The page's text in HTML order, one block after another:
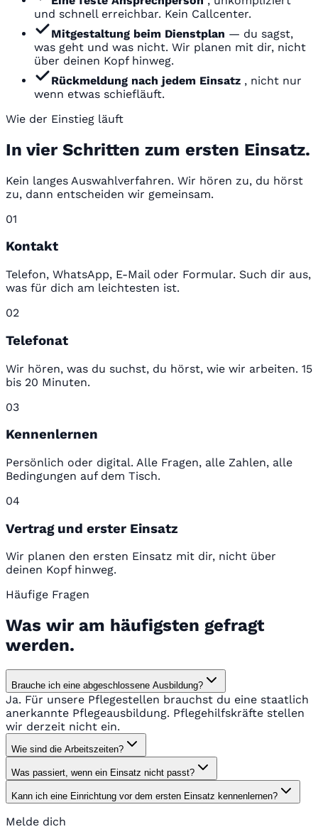
und schnell erreichbar. Kein Callcenter.
Mitgestaltung beim Dienstplan — du sagst,
was geht und was nicht. Wir planen mit dir, nicht
über deinen Kopf hinweg.
Rückmeldung nach jedem Einsatz , nicht nur
wenn etwas schiefläuft.
Wie der Einstieg läuft
In vier Schritten zum ersten Einsatz.
Kein langes Auswahlverfahren. Wir hören zu, du hörst
zu, dann entscheiden wir gemeinsam.
01
Kontakt
Telefon, WhatsApp, E-Mail oder Formular. Such dir aus,
was für dich am leichtesten ist.
02
Telefonat
Wir hören, was du suchst, du hörst, wie wir arbeiten. 15
bis 20 Minuten.
03
Kennenlernen
Persönlich oder digital. Alle Fragen, alle Zahlen, alle
Bedingungen auf dem Tisch.
04
Vertrag und erster Einsatz
Wir planen den ersten Einsatz mit dir, nicht über
deinen Kopf hinweg.
Häufige Fragen
Was wir am häufigsten gefragt
werden.
Brauche ich eine abgeschlossene Ausbildung?
Ja. Für unsere Pflegestellen brauchst du eine staatlich
anerkannte Pflegeausbildung. Pflegehilfskräfte stellen
wir derzeit nicht ein.
Wie sind die Arbeitszeiten?
Was passiert, wenn ein Einsatz nicht passt?
Kann ich eine Einrichtung vor dem ersten Einsatz kennenlernen?
Melde dich